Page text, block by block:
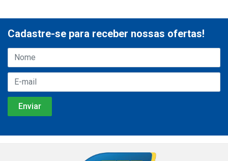
Cadastre-se para receber nossas ofertas!